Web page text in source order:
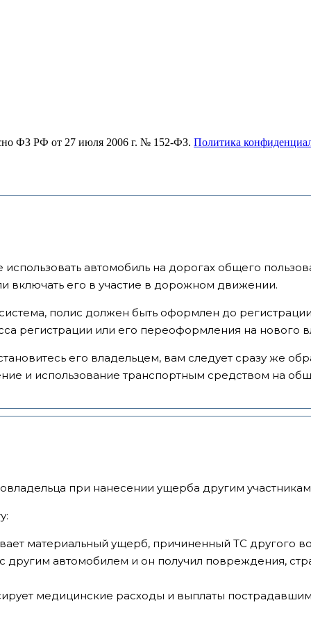
ФЗ РФ от 27 июля 2006 г. № 152-ФЗ. Политика
автомобиль на дорогах общего
включать его в участие в дорожном движении.
полис должен быть оформлен до
регистрации или его переоформления на нового
его владельцем, вам следует сразу же
и использование транспортным средством на
при нанесении ущерба другим
материальный ущерб, причиненный ТС другого
другим автомобилем и он получил повреждения,
медицинские расходы и выплаты